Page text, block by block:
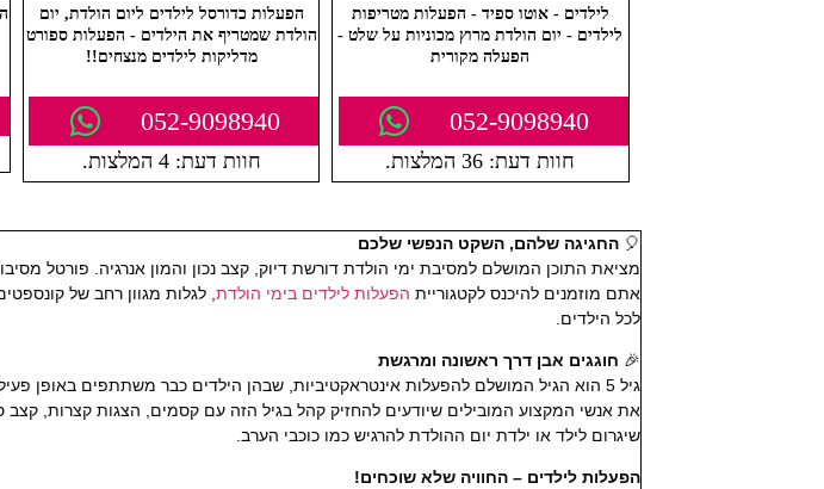
לילדים - אוטו ספיד - הפעלות מטריפות
לילדים - יום הולדת מרוץ מכוניות על שלט -
הפעלה מקורית
052-9098940
חוות דעת: 36 המלצות.
הפעלות כדורסל לילדים ליום הולדת, יום
הולדת שמטריף את הילדים - הפעלות ספורט
מדליקות לילדים מנצחים!!
052-9098940
חוות דעת: 4 המלצות.
🎈החגיגה שלהם, השקט הנפשי שלכם
מציאת התוכן המושלם למסיבת ימי הולדת דורשת דיוק, קצב נכון והמון אנרגיה. פורטל
אתם מוזמנים להיכנס לקטגוריית הפעלות לילדים בימי הולדת , לגלות מגוון רחב של
לכל הילדים.
🎉 חוגגים אבן דרך ראשונה ומרגשת
גיל 5 הוא הגיל המושלם להפעלות אינטראקטיביות, שבהן הילדים כבר משתתפים באופן
את אנשי המקצוע המובילים שיודעים להחזיק קהל בגיל הזה עם קסמים, הצגות קצרות, קצב
שיגרום לילד או ילדת יום ההולדת להרגיש כמו כוכבי הערב.
הפעלות לילדים – החוויה שלא שוכחים!